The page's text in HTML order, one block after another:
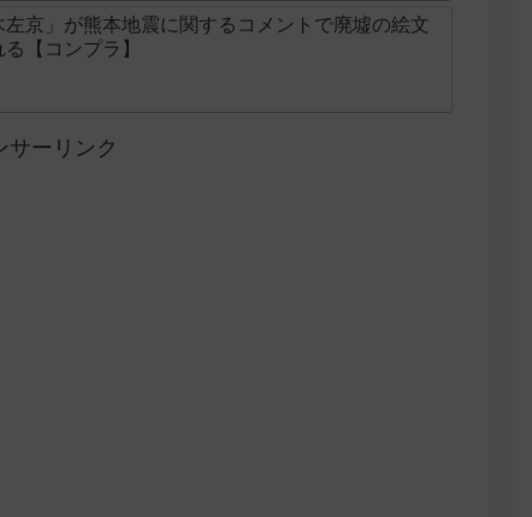
京」が熊本地震に関するコメントで廃墟の絵文
【コンプラ】
サーリンク